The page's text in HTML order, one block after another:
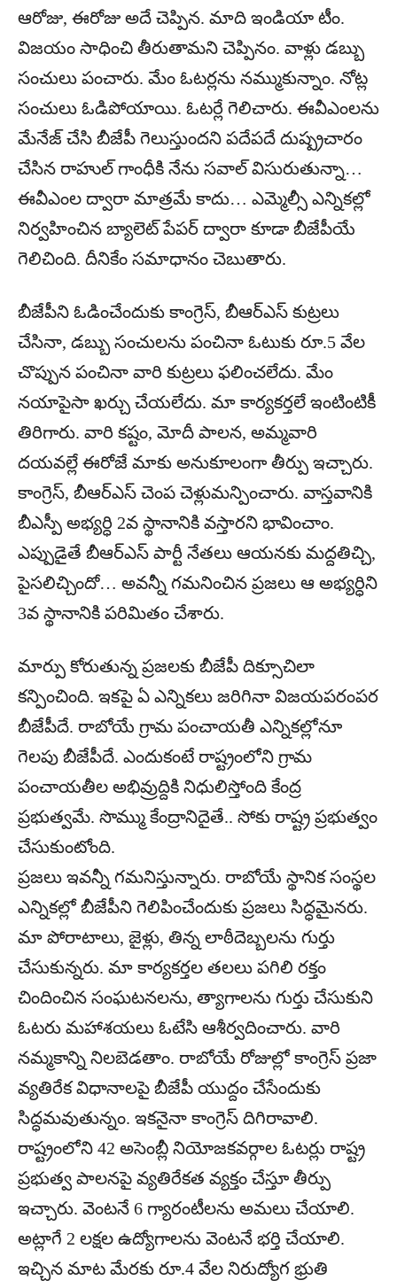
ఆరోజు, ఈరోజు అదే చెప్పిన. మాది ఇండియా టీం.
విజయం సాధించి తీరుతామని చెప్పినం. వాళ్లు డబ్బు
సంచులు పంచారు. మేం ఓటర్లను నమ్ముకున్నాం. నోట్ల
సంచులు ఓడిపోయాయి. ఓటర్లే గెలిచారు. ఈవీఎంలను
మేనేజ్ చేసి బీజేపీ గెలుస్తుందని పదేపదే దుష్ప్రచారం
చేసిన రాహుల్ గాంధీకి నేను సవాల్ విసురుతున్నా…
ఈవీఎంల ద్వారా మాత్రమే కాదు… ఎమ్మెల్సీ ఎన్నికల్లో
నిర్వహించిన బ్యాలెట్ పేపర్ ద్వారా కూడా బీజేపీయే
గెలిచింది. దీనికేం సమాధానం చెబుతారు.
బీజేపీని ఓడించేందుకు కాంగ్రెస్, బీఆర్ఎస్ కుట్రలు
చేసినా, డబ్బు సంచులను పంచినా ఓటుకు రూ.5 వేల
చొప్పున పంచినా వారి కుట్రలు ఫలించలేదు. మేం
నయాపైసా ఖర్చు చేయలేదు. మా కార్యకర్తలే ఇంటింటికీ
తిరిగారు. వారి కష్టం, మోదీ పాలన, అమ్మవారి
దయవల్లే ఈరోజే మాకు అనుకూలంగా తీర్పు ఇచ్చారు.
కాంగ్రెస్, బీఆర్ఎస్ చెంప చెళ్లుమన్పించారు. వాస్తవానికి
బీఎస్పీ అభ్యర్ధి 2వ స్థానానికి వస్తారని భావించాం.
ఎప్పుడైతే బీఆర్ఎస్ పార్టీ నేతలు ఆయనకు మద్దతిచ్చి,
పైసలిచ్చిందో… అవన్నీ గమనించిన ప్రజలు ఆ అభ్యర్ధిని
3వ స్థానానికి పరిమితం చేశారు.
మార్పు కోరుతున్న ప్రజలకు బీజేపీ దిక్సూచిలా
కన్పించింది. ఇకపై ఏ ఎన్నికలు జరిగినా విజయపరంపర
బీజేపీదే. రాబోయే గ్రామ పంచాయతీ ఎన్నికల్లోనూ
గెలపు బీజేపీదే. ఎందుకంటే రాష్ట్రంలోని గ్రామ
పంచాయతీల అభివ్రుద్దికి నిధులిస్తోంది కేంద్ర
ప్రభుత్వమే. సొమ్ము కేంద్రానిదైతే.. సోకు రాష్ట్ర ప్రభుత్వం
చేసుకుంటోంది.
ప్రజలు ఇవన్నీ గమనిస్తున్నారు. రాబోయే స్థానిక సంస్థల
ఎన్నికల్లో బీజేపీని గెలిపించేందుకు ప్రజలు సిద్ధమైనరు.
మా పోరాటాలు, జైళ్లు, తిన్న లాఠీదెబ్బలను గుర్తు
చేసుకున్నరు. మా కార్యకర్తల తలలు పగిలి రక్తం
చిందించిన సంఘటనలను, త్యాగాలను గుర్తు చేసుకుని
ఓటరు మహాశయలు ఓటేసి ఆశీర్వదించారు. వారి
నమ్మకాన్ని నిలబెడతాం. రాబోయే రోజుల్లో కాంగ్రెస్ ప్రజా
వ్యతిరేక విధానాలపై బీజేపీ యుద్దం చేసేందుకు
సిద్ధమవుతున్నం. ఇకనైనా కాంగ్రెస్ దిగిరావాలి.
రాష్ట్రంలోని 42 అసెంబ్లీ నియోజకవర్గాల ఓటర్లు రాష్ట్ర
ప్రభుత్వ పాలనపై వ్యతిరేకత వ్యక్తం చేస్తూ తీర్పు
ఇచ్చారు. వెంటనే 6 గ్యారంటీలను అమలు చేయాలి.
అట్లాగే 2 లక్షల ఉద్యోగాలను వెంటనే భర్తి చేయాలి.
ఇచ్చిన మాట మేరకు రూ.4 వేల నిరుద్యోగ భ్రుతి